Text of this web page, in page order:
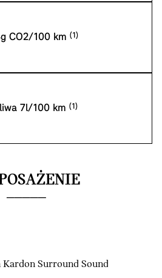
CO2/100 km
7l/100 km
Surround Sound